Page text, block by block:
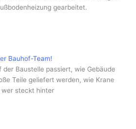
gearbeitet.
Bauhof-Team!
der Baustelle passiert, wie Gebäude
Teile geliefert werden, wie Krane
steckt hinter